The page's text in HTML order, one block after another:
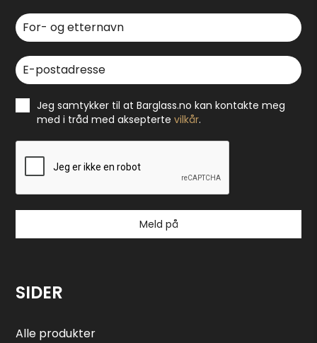
Jeg samtykker til at Barglass.no kan kontakte meg
med i tråd med akseptertevilkår.
Meld på
SIDER
Alle produkter